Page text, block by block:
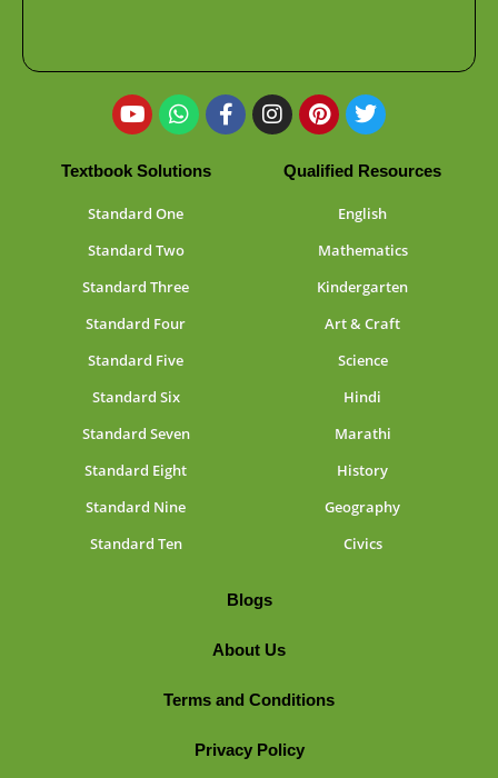
Textbook Solutions
Standard One
Standard Two
Standard Three
Standard Four
Standard Five
Standard Six
Standard Seven
Standard Eight
Standard Nine
Standard Ten
Qualified Resources
English
Mathematics
Kindergarten
Art & Craft
Science
Hindi
Marathi
History
Geography
Civics
Blogs
About Us
Terms and Conditions
Privacy Policy